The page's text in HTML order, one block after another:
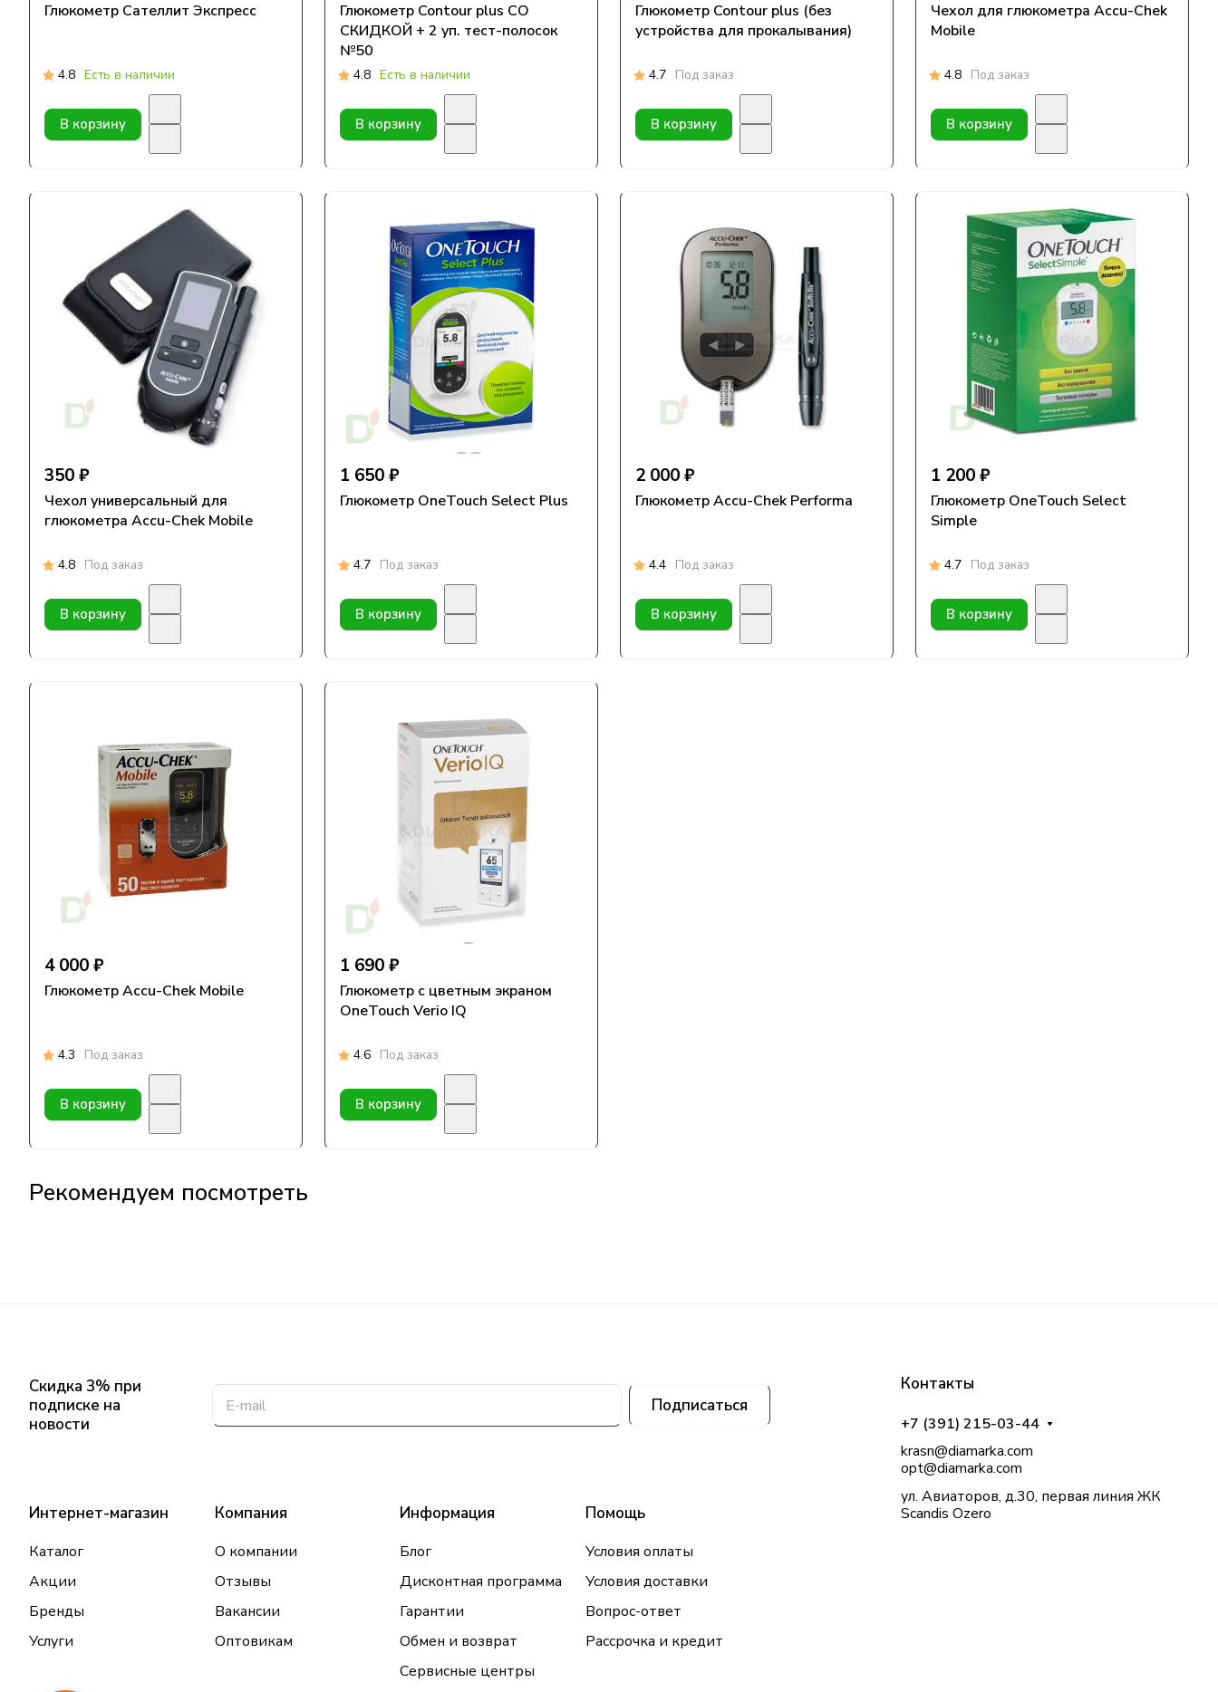
Глюкометр Сателлит Экспресс
4.8 Есть в наличии
В корзину
Глюкометр Contour plus СО
СКИДКОЙ + 2 уп. тест-полосок
№50
4.8 Есть в наличии
В корзину
Глюкометр Contour plus (без
устройства для прокалывания)
4.7 Под заказ
В корзину
Чехол для глюкометра Accu-Chek
Mobile
4.8 Под заказ
В корзину
350 ₽
Чехол универсальный для
глюкометра Accu-Chek Mobile
4.8 Под заказ
В корзину
1 650 ₽
Глюкометр OneTouch Select Plus
4.7 Под заказ
В корзину
2 000 ₽
Глюкометр Accu-Chek Performa
4.4 Под заказ
В корзину
1 200 ₽
Глюкометр OneTouch Select
Simple
4.7 Под заказ
В корзину
4 000 ₽
Глюкометр Accu-Chek Mobile
4.3 Под заказ
В корзину
1 690 ₽
Глюкометр с цветным экраном
OneTouch Verio IQ
4.6 Под заказ
В корзину
Рекомендуем посмотреть
Скидка 3% при
подписке на
новости
Подписаться
Интернет-магазин
Каталог
Акции
Бренды
Услуги
Компания
О компании
Отзывы
Вакансии
Оптовикам
Информация
Блог
Дисконтная программа
Гарантии
Обмен и возврат
Сервисные центры
Помощь
Условия оплаты
Условия доставки
Вопрос-ответ
Рассрочка и кредит
Контакты
+7 (391) 215-03-44
krasn@diamarka.com
opt@diamarka.com
ул. Авиаторов, д.30, первая линия ЖК
Scandis Ozero